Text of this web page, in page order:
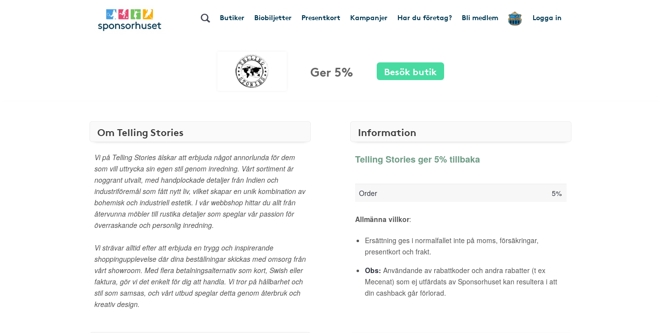
Butiker Biobiljetter Presentkort Kampanjer Har du företag? Bli medlem Logga in
Ger 5% Besök butik
Om Telling Stories
Vi på Telling Stories älskar att erbjuda något annorlunda för dem
som vill uttrycka sin egen stil genom inredning. Vårt sortiment är
noggrant utvalt, med handplockade detaljer från Indien och
industriföremål som fått nytt liv, vilket skapar en unik kombination av
bohemisk och industriell estetik. I vår webbshop hittar du allt från
återvunna möbler till rustika detaljer som speglar vår passion för
överraskande och personlig inredning.
Vi strävar alltid efter att erbjuda en trygg och inspirerande
shoppingupplevelse där dina beställningar skickas med omsorg från
vårt showroom. Med flera betalningsalternativ som kort, Swish eller
faktura, gör vi det enkelt för dig att handla. Vi tror på hållbarhet och
stil som samsas, och vårt utbud speglar detta genom återbruk och
kreativ design.
Information
Telling Stories ger 5% tillbaka
Order 5%
Allmänna villkor:
Ersättning ges i normalfallet inte på moms, försäkringar,
presentkort och frakt.
Obs: Användande av rabattkoder och andra rabatter (t ex
Mecenat) som ej utfärdats av Sponsorhuset kan resultera i att
din cashback går förlorad.